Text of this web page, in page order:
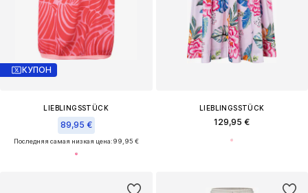
КУПОН
LIEBLINGSSTÜCK
89,95 €
Последняя самая низкая цена:99,95 €
LIEBLINGSSTÜCK
129,95 €